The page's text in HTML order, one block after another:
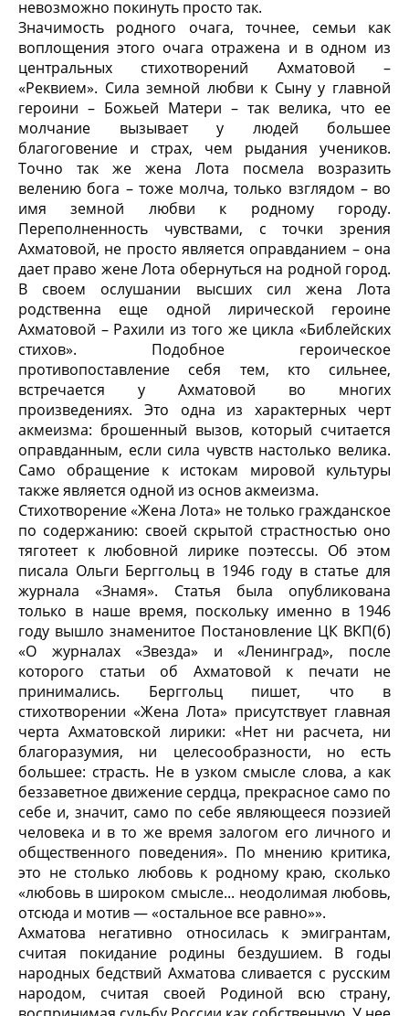
невозможно покинуть просто так.
Значимость родного очага, точнее, семьи как
воплощения этого очага отражена и в одном из
центральных стихотворений Ахматовой –
«Реквием». Сила земной любви к Сыну у главной
героини – Божьей Матери – так велика, что ее
молчание вызывает у людей большее
благоговение и страх, чем рыдания учеников.
Точно так же жена Лота посмела возразить
велению бога – тоже молча, только взглядом – во
имя земной любви к родному городу.
Переполненность чувствами, с точки зрения
Ахматовой, не просто является оправданием – она
дает право жене Лота обернуться на родной город.
В своем ослушании высших сил жена Лота
родственна еще одной лирической героине
Ахматовой – Рахили из того же цикла «Библейских
стихов». Подобное героическое
противопоставление себя тем, кто сильнее,
встречается у Ахматовой во многих
произведениях. Это одна из характерных черт
акмеизма: брошенный вызов, который считается
оправданным, если сила чувств настолько велика.
Само обращение к истокам мировой культуры
также является одной из основ акмеизма.
Стихотворение «Жена Лота» не только гражданское
по содержанию: своей скрытой страстностью оно
тяготеет к любовной лирике поэтессы. Об этом
писала Ольги Берггольц в 1946 году в статье для
журнала «Знамя». Статья была опубликована
только в наше время, поскольку именно в 1946
году вышло знаменитое Постановление ЦК ВКП(б)
«О журналах «Звезда» и «Ленинград», после
которого статьи об Ахматовой к печати не
принимались. Берггольц пишет, что в
стихотворении «Жена Лота» присутствует главная
черта Ахматовской лирики: «Нет ни расчета, ни
благоразумия, ни целесообразности, но есть
большее: страсть. Не в узком смысле слова, а как
беззаветное движение сердца, прекрасное само по
себе и, значит, само по себе являющееся поэзией
человека и в то же время залогом его личного и
общественного поведения». По мнению критика,
это не столько любовь к родному краю, сколько
«любовь в широком смысле... неодолимая любовь,
отсюда и мотив — «остальное все равно»».
Ахматова негативно относилась к эмигрантам,
считая покидание родины бездушием. В годы
народных бедствий Ахматова сливается с русским
народом, считая своей Родиной всю страну,